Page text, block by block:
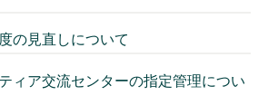
の見直しについて
ィア交流センターの指定管理につい